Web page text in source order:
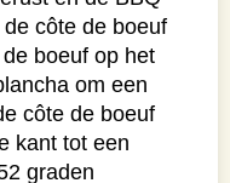
een temperatuur
het gietijzeren
directe
BBQ op
côte de boeuf
de BBQ.